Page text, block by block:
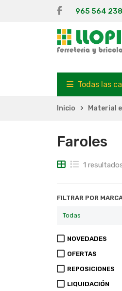
965 564 238
Todas las
Inicio Material
Faroles
1
FILTRAR POR
NOVEDADES
OFERTAS
REPOSICIONES
LIQUIDACIÓN